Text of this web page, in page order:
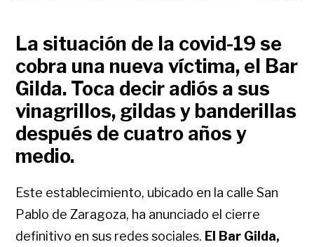
La situación de la covid-19 se
cobra una nueva víctima, el Bar
Gilda. Toca decir adiós a sus
vinagrillos, gildas y banderillas
después de cuatro años y
medio.
Este establecimiento, ubicado en la calle San
Pablo de Zaragoza, ha anunciado el cierre
definitivo en sus redes sociales. El Bar Gilda,